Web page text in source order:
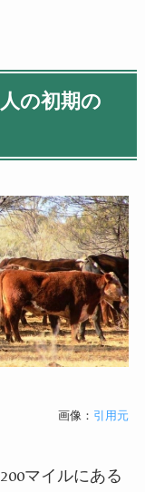
人の初期の
画像： 引用元
200マイルにある